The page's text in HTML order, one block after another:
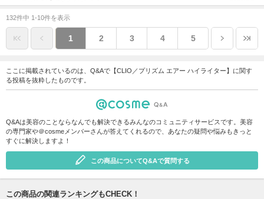
132件中 1-10件を表示
1 2 3 4 5
ここに掲載されているのは、Q&Aで【CLIO／プリズム エアー ハイライター】に関す
る投稿を抜粋したものです。
Q&Aは美容のことならなんでも解決できるみんなのコミュニティサービスです。美容
の専門家や＠cosmeメンバーさんが答えてくれるので、あなたの疑問や悩みもきっと
すぐに解決しますよ！
この商品についてQ&Aで質問する
この商品の関連ランキングもCHECK！